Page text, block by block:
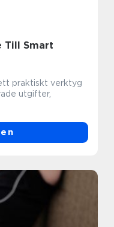
Till Smart
praktiskt verktyg
utgifter,